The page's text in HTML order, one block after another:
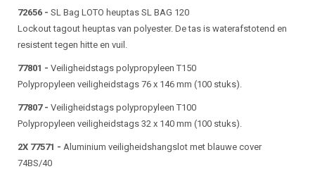
72656 - SL Bag LOTO heuptas SL BAG 120
Lockout tagout heuptas van polyester. De tas is waterafstotend en
resistent tegen hitte en vuil.
77801 - Veiligheidstags polypropyleen T150
Polypropyleen veiligheidstags 76 x 146 mm (100 stuks).
77807 - Veiligheidstags polypropyleen T100
Polypropyleen veiligheidstags 32 x 140 mm (100 stuks).
2X 77571 - Aluminium veiligheidshangslot met blauwe cover
74BS/40